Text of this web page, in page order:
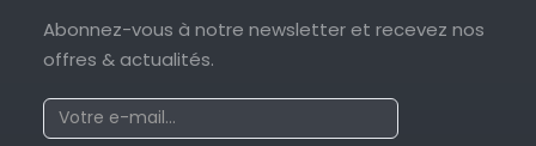
Abonnez-vous à notre newsletter et recevez nos
offres & actualités.